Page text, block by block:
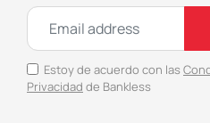
Estoy de acuerdo con las
Privacidad de Bankless